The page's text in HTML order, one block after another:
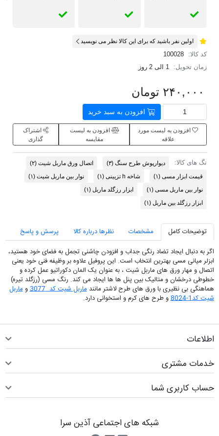
اولین نفر باشید که برای این کالا نظر می نویسید
کد کالا:
100028
زمان تحویل:
1 الی 2 روز
۲۴۰,۰۰۰ تومان
افزودن به سبد خرید
افزودن به لیست مورد
علاقه
افزودن به لیست
مقایسه
اشتراک
گذاری
تگ های کالا: دیوارپوش طرح سنگ(۳) اتصال ورق ماربل شیت(۲)
قیمت ابزار مسی(۱) شاخه h تزیینی (۱) نوار بین ماربل شیت(۱)
نوار بین ماربل مسی(۱) ابزار رزگلد ماربل(۱)
ابزار رزگلد بین ماربل(۱)
توضیحات کامل مشخصات نظرها درباره کالا
پرسش و پاسخ
اگر به دنبال ایجاد تضاد رنگی جداب و افزودن چاشنی تجمل به فضای خود هستید،
ابزلر میانی مسی بهترین انتخاب است. این پروفیل علاوه بر وظیفه فنی خود یعنی
اتصال و مهار ورق های ماربل شیت ، به عنوان یک المان دکوراتیو عمل کرده و
خطوطی درخشان و متالیک بین پنل ها ها ایجاد می کند. رنگ مسی (رزگلد تیره)
هماهنگی بی نظیری با ورق های طرح لاشتر مانندماربل شیت کد 3077 وماربل
شیت کد1-8024
و طرح های کرم و استخوانی دارد.
اطلاعات
خدمات مشتری
حساب کاربری شما
شبکه های اجتماعی آذین سرا